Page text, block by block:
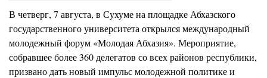
В четверг, 7 августа, в Сухуме на площадке Абхазского
государственного университета открылся международный
молодежный форум «Молодая Абхазия». Мероприятие,
собравшее более 360 делегатов со всех районов республики,
призвано дать новый импульс молодежной политике и